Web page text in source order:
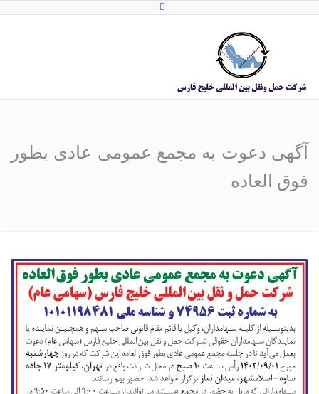
آگهی دعوت به مجمع عمومی عادی بطور
فوق العاده